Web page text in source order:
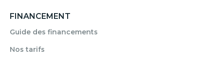
FINANCEMENT
Guide des financements
Nos tarifs